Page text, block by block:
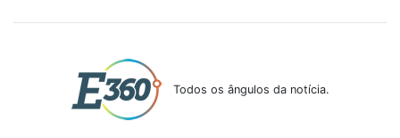
Todos os ângulos da notícia.